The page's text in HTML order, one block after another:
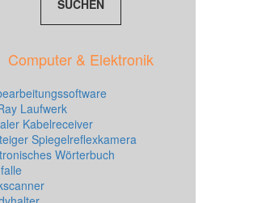
Computer & Elektronik
Laufwerk
Kabelreceiver
Spiegelreflexkamera
Wörterbuch